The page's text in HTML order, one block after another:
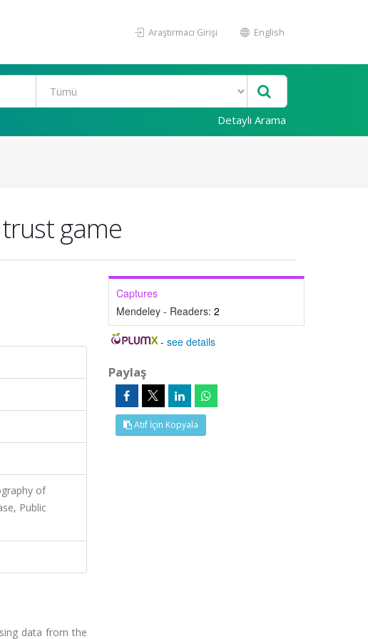
Araştırmacı Girişi English
Detaylı Arama
game
of
Public
data from the
Captures
Mendeley - Readers: 2
-see details
Paylaş
Atıf İçin Kopyala